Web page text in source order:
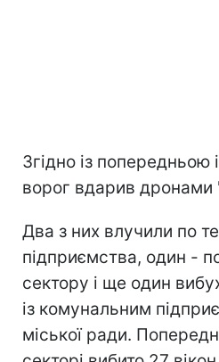
Згідно із попередньою
ворог вдарив дронами
Два з них влучили по
підприємства, один -
сектору і ще один
із комунальним
міської ради.